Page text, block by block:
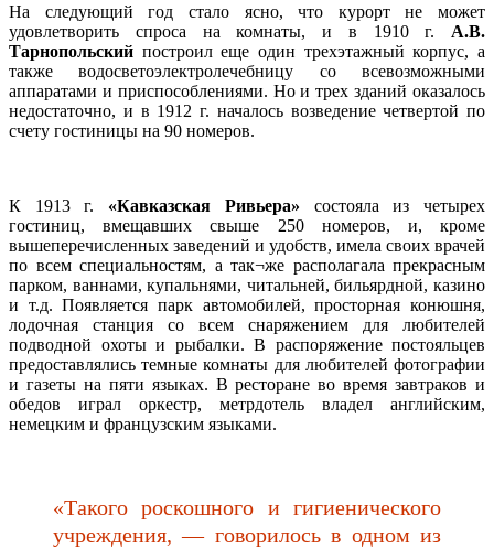
На следующий год стало ясно, что курорт не может
удовлетворить спроса на комнаты, и в 1910 г. А.В.
Тарнопольский построил еще один трехэтажный корпус, а
также водосветоэлектролечебницу со всевозможными
аппаратами и приспособлениями. Но и трех зданий оказалось
недостаточно, и в 1912 г. началось возведение четвертой по
счету гостиницы на 90 номеров.
К 1913 г. «Кавказская Ривьера» состояла из четырех
гостиниц, вмещавших свыше 250 номеров, и, кроме
вышеперечисленных заведений и удобств, имела своих врачей
по всем специальностям, а так¬же располагала прекрасным
парком, ваннами, купальнями, читальней, бильярдной, казино
и т.д. Появляется парк автомобилей, просторная конюшня,
лодочная станция со всем снаряжением для любителей
подводной охоты и рыбалки. В распоряжение постояльцев
предоставлялись темные комнаты для любителей фотографии
и газеты на пяти языках. В ресторане во время завтраков и
обедов играл оркестр, метрдотель владел английским,
немецким и французским языками.
«Такого роскошного и гигиенического
учреждения, — говорилось в одном из